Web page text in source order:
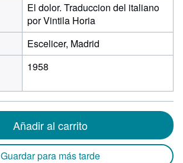
El dolor. Traduccion del italiano
por Vintila Horia
Escelicer, Madrid
1958
Añadir al carrito
Guardar para más tarde